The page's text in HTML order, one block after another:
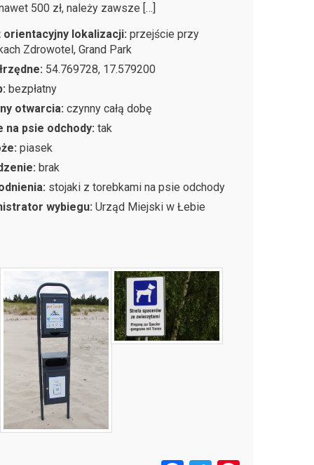
500 zł, należy zawsze […]
orientacyjny lokalizacji:przejście przy
Zdrowotel, Grand Park
54.769728, 17.579200
bezpłatny
otwarcia:czynny całą dobę
na psie odchody:tak
piasek
brak
stojaki z torebkami na psie odchody
wybiegu:Urząd Miejski w Łebie